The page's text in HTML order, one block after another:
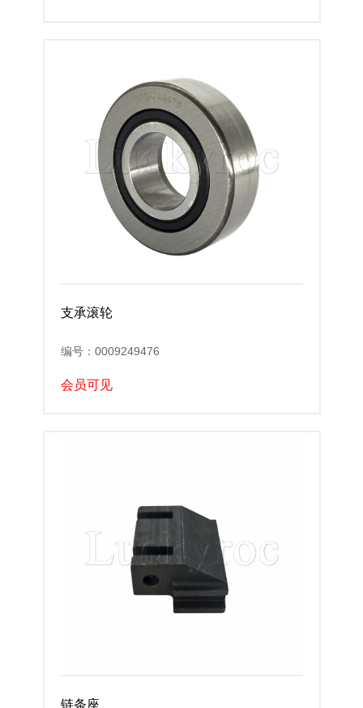
支承滚轮
编号：0009249476
会员可见
链条座